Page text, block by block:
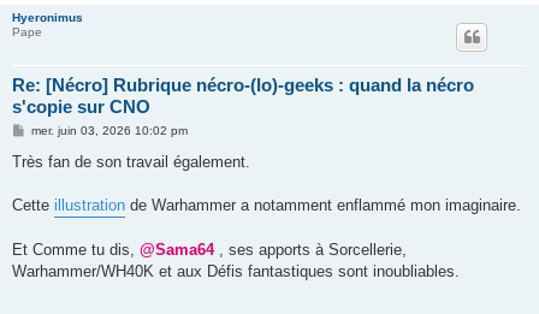
Hyeronimus
Pape
Re: [Nécro] Rubrique nécro-(lo)-geeks : quand la nécro
s'copie sur CNO
M
s
g
mer. juin 03, 2026 10:02 pm
Très fan de son travail également.
Cette illustration de Warhammer a notamment enflammé mon imaginaire.
Et Comme tu dis, @Sama64, ses apports à Sorcellerie,
Warhammer/WH40K et aux Défis fantastiques sont inoubliables.